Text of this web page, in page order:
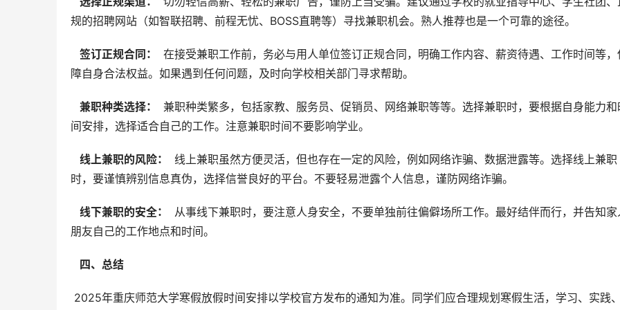
规的招聘网站（如智联招聘、前程无忧、BOSS直聘等）寻找兼职机会。熟人推荐也是一个可靠的途径。
  签订正规合同：
在接受兼职工作前，务必与用人单位签订正规合同，明确工作内容、薪资待遇、工作时间等，
障自身合法权益。如果遇到任何问题，及时向学校相关部门寻求帮助。
  兼职种类选择：
兼职种类繁多，包括家教、服务员、促销员、网络兼职等等。选择兼职时，要根据自身能力和
间安排，选择适合自己的工作。注意兼职时间不要影响学业。
  线上兼职的风险：
线上兼职虽然方便灵活，但也存在一定的风险，例如网络诈骗、数据泄露等。选择线上兼职
时，要谨慎辨别信息真伪，选择信誉良好的平台。不要轻易泄露个人信息，谨防网络诈骗。
  线下兼职的安全：
从事线下兼职时，要注意人身安全，不要单独前往偏僻场所工作。最好结伴而行，并告知家
朋友自己的工作地点和时间。
  四、总结